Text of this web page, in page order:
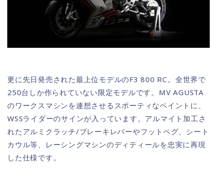
更に先日発売された最上位モデルのF3 800 RC。全世界で
250台しか作られていない限定モデルです。MV AGUSTA
のワークスマシンを連想させるスポーティなペイントに、
WSSライダーのサインが入っています。アルマイト加工さ
れたアルミクラッチ/ブレーキレバーやフットペグ、シート
カウル等、レーシングマシンのディティールを忠実に再現
した仕様です。